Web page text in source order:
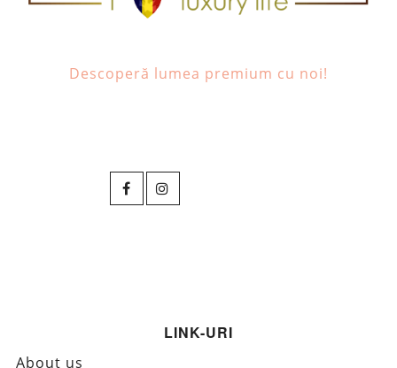
Descoperă lumea premium cu noi!
LINK-URI
About us